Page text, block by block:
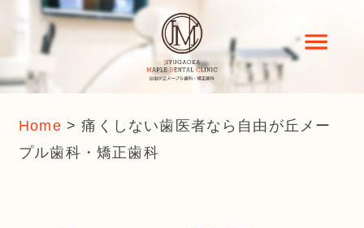
Home >痛くしない歯医者なら自由が丘メー
プル歯科・矯正歯科